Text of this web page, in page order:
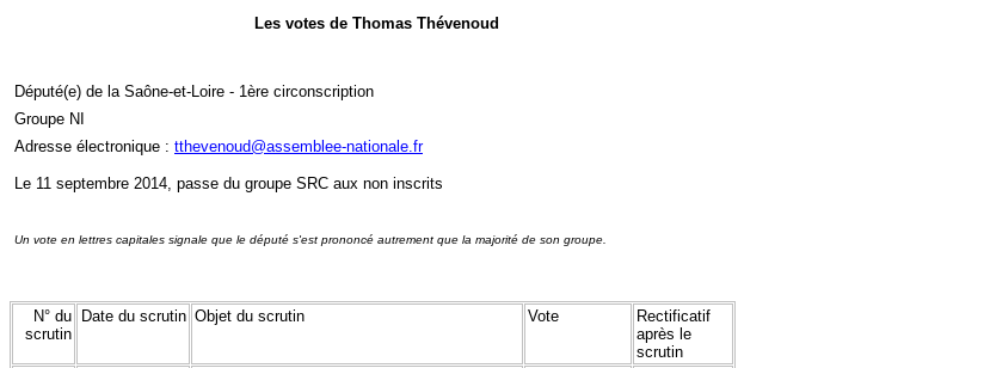
Les votes de Thomas Thévenoud
Député(e) de la Saône-et-Loire - 1ère circonscription
Groupe NI
Adresse électronique : tthevenoud@assemblee-nationale.fr
Le 11 septembre 2014, passe du groupe SRC aux non inscrits
Un vote en lettres capitales signale que le député s'est prononcé autrement que la majorité de son groupe.
N° du
scrutin
Date du scrutin Objet du scrutin Vote
Rectificatif
après le
scrutin